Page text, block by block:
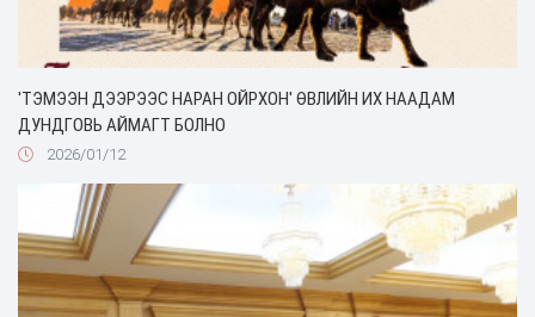
'ТЭМЭЭН ДЭЭРЭЭС НАРАН ОЙРХОН' ӨВЛИЙН ИХ НААДАМ
ДУНДГОВЬ АЙМАГТ БОЛНО
2026/01/12